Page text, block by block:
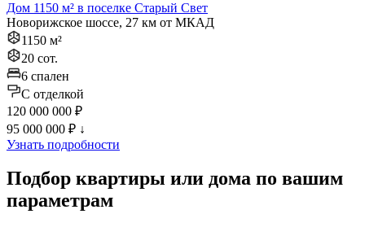
Дом 1150 м² в поселке Старый Свет
Новорижское шоссе, 27 км от МКАД
1150 м²
20 сот.
6 спален
C отделкой
120 000 000 ₽
95 000 000 ₽ ↓
Узнать подробности
Подбор квартиры или дома по вашим
параметрам